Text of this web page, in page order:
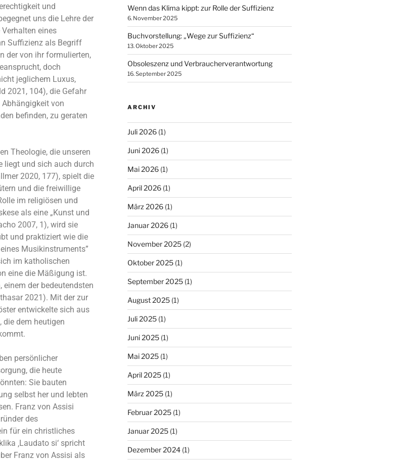
und
uns die Lehre der
eines
Suffizienz als Begriff
der von ihr formulierten,
doch
jeglichem Luxus,
2021, 104), die Gefahr
von
befinden, zu geraten
Theologie, die unseren
liegt und sich auch durch
2020, 177), spielt die
und die freiwillige
im religiösen und
als eine „Kunst und
2007, 1), wird sie
und praktiziert wie die
Musikinstruments”
im katholischen
eine die Mäßigung ist.
der bedeutendsten
2021). Mit der zur
entwickelte sich aus
die dem heutigen
persönlicher
die heute
Sie bauten
selbst her und lebten
Franz von Assisi
des
für ein christliches
‚Laudato si‘ spricht
Franz von Assisi als
Wenn das Klima kippt: zur Rolle der Suffizienz
6. November 2025
Buchvorstellung: „Wege zur Suffizienz“
13. Oktober 2025
Obsoleszenz und Verbraucherverantwortung
16. September 2025
ARCHIV
Juli 2026(1)
Juni 2026(1)
Mai 2026(1)
April 2026(1)
März 2026(1)
Januar 2026(1)
November 2025(2)
Oktober 2025(1)
September 2025(1)
August 2025(1)
Juli 2025(1)
Juni 2025(1)
Mai 2025(1)
April 2025(1)
März 2025(1)
Februar 2025(1)
Januar 2025(1)
Dezember 2024(1)